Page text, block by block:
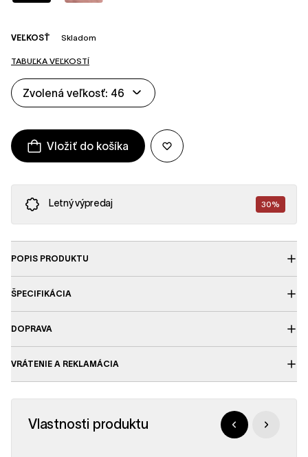
VEĽKOSŤ Skladom
TABUĽKA VEĽKOSTÍ
Zvolená veľkosť: 46
Vložiť do košíka
Letný výpredaj 30%
POPIS PRODUKTU
ŠPECIFIKÁCIA
DOPRAVA
VRÁTENIE A REKLAMÁCIA
Vlastnosti produktu